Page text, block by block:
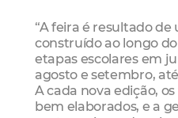
“A feira é resultado
construído ao longo
etapas escolares em
agosto e setembro,
A cada nova edição,
bem elaborados, e a